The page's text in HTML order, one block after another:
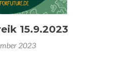
15.9.2023
2023